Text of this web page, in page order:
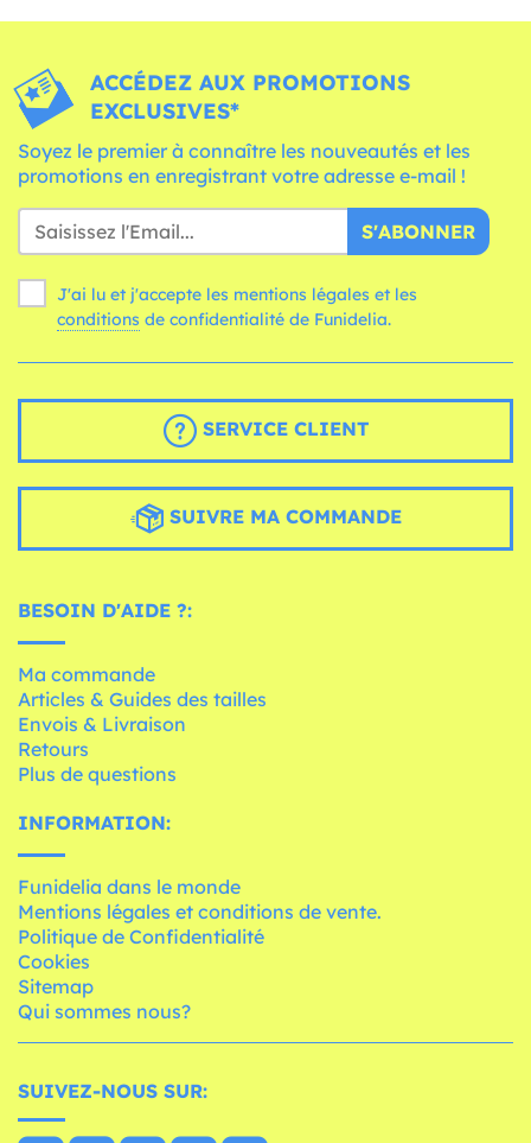
ACCÉDEZ AUX PROMOTIONS
EXCLUSIVES*
Soyez le premier à connaître les nouveautés et les
promotions en enregistrant votre adresse e-mail !
S'ABONNER
J'ai lu et j'accepte les mentions légales et les
conditions de confidentialité de Funidelia.
SERVICE CLIENT
SUIVRE MA COMMANDE
BESOIN D'AIDE ?:
Ma commande
Articles & Guides des tailles
Envois & Livraison
Retours
Plus de questions
INFORMATION:
Funidelia dans le monde
Mentions légales et conditions de vente.
Politique de Confidentialité
Cookies
Sitemap
Qui sommes nous?
SUIVEZ-NOUS SUR: